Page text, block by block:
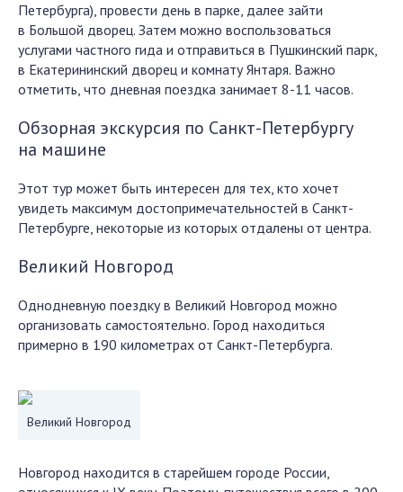
Петербурга), провести день в парке, далее зайти
в Большой дворец. Затем можно воспользоваться
услугами частного гида и отправиться в Пушкинский парк,
в Екатерининский дворец и комнату Янтаря. Важно
отметить, что дневная поездка занимает 8-11 часов.
Обзорная экскурсия по Санкт-Петербургу
на машине
Этот тур может быть интересен для тех, кто хочет
увидеть максимум достопримечательностей в Санкт-
Петербурге, некоторые из которых отдалены от центра.
Великий Новгород
Однодневную поездку в Великий Новгород можно
организовать самостоятельно. Город находиться
примерно в 190 километрах от Санкт-Петербурга.
Великий Новгород
Новгород находится в старейшем городе России,